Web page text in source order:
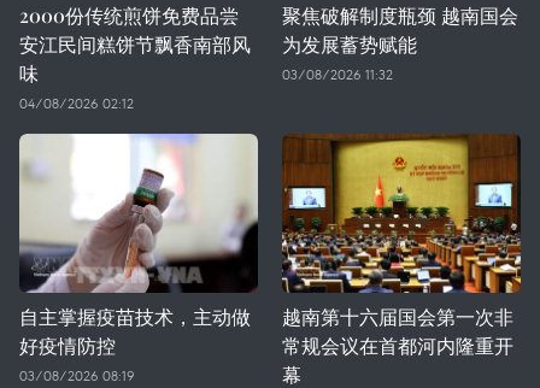
2000份传统煎饼免费品尝
安江民间糕饼节飘香南部风
味
04/08/2026 02:12
聚焦破解制度瓶颈 越南国会
为发展蓄势赋能
03/08/2026 11:32
自主掌握疫苗技术，主动做
好疫情防控
03/08/2026 08:19
越南第十六届国会第一次非
常规会议在首都河内隆重开
幕